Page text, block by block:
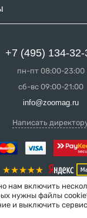
+7 (495) 134-32-
пн-пт 08:00-23:00
сб-вс 09:00-21:00
info@zoomag.ru
Написать
нам включить
нужны файлы
и выключить